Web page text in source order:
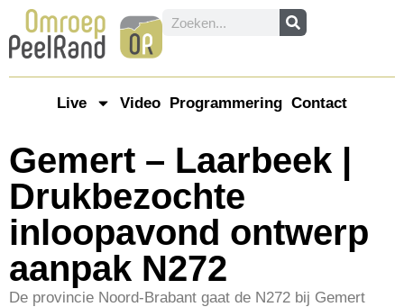
Live Video Programmering Contact
Gemert – Laarbeek |
Drukbezochte
inloopavond ontwerp
aanpak N272
De provincie Noord-Brabant gaat de N272 bij Gemert